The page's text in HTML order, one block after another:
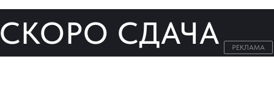
СКОРО СДАЧА РЕКЛАМА